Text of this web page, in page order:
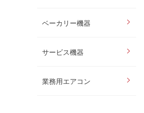
ベーカリー機器
サービス機器
業務用エアコン